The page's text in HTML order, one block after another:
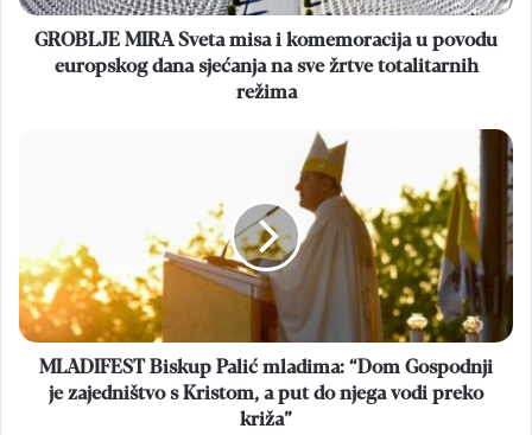
europskog
dana
sjećanja
GROBLJE MIRA Sveta misa i komemoracija u povodu
europskog dana sjećanja na sve žrtve totalitarnih
režima
“Dom
Gospodnji
je
zajedništvo
s
Kristom,
MLADIFEST Biskup Palić mladima: “Dom Gospodnji
je zajedništvo s Kristom, a put do njega vodi preko
križa”